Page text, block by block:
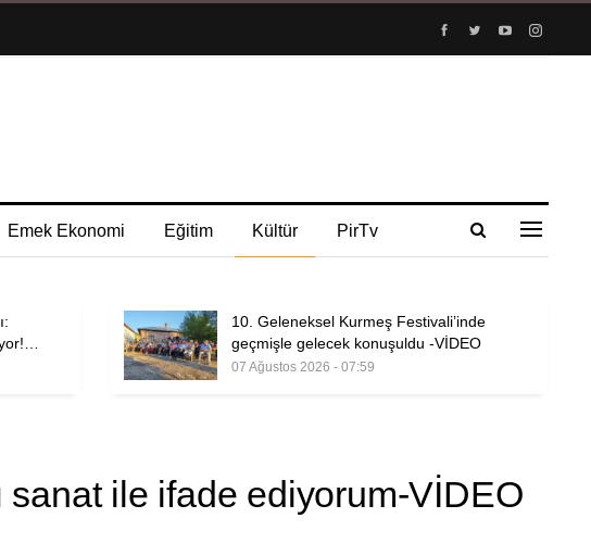
Emek Ekonomi Eğitim Kültür PirTv
10. Geleneksel Kurmeş Festivali’inde
geçmişle gelecek konuşuldu -VİDEO
07 Ağustos 2026 - 07:59
sanat ile ifade ediyorum-VİDEO